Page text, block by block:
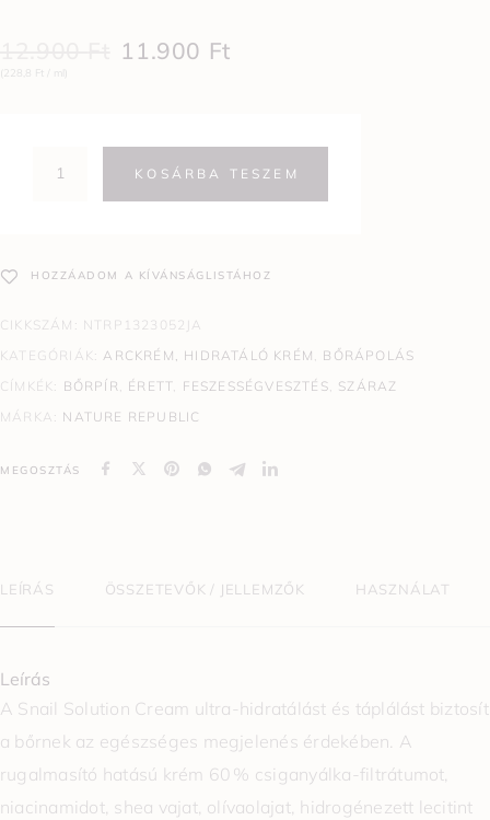
11.900 Ft
(228,8 Ft / ml)
KOSÁRBA TESZEM
HOZZÁADOM A KÍVÁNSÁGLISTÁHOZ
CIKKSZÁM: NTRP1323052JA
KATEGÓRIÁK:ARCKRÉM, HIDRATÁLÓ KRÉM , BŐRÁPOLÁS
CÍMKÉK: BŐRPÍR, ÉRETT, FESZESSÉGVESZTÉS, SZÁRAZ
MÁRKA: NATURE REPUBLIC
MEGOSZTÁS
LEÍRÁS ÖSSZETEVŐK / JELLEMZŐK HASZNÁLAT
Leírás
A Snail Solution Cream ultra-hidratálást és táplálást biztosít
a bőrnek az egészséges megjelenés érdekében. A
rugalmasító hatású krém 60 % csiganyálka-filtrátumot,
niacinamidot, shea vajat, olívaolajat, hidrogénezett lecitint